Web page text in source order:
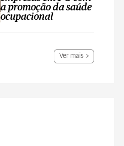
a promoção da saúde
ocupacional
Ver mais